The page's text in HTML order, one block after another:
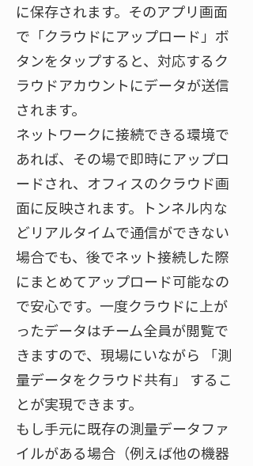
に保存されます。そのアプリ画面
で「クラウドにアップロード」ボ
タンをタップすると、対応するク
ラウドアカウントにデータが送信
されます​。
ネットワークに接続できる環境で
あれば、その場で即時にアップロ
ードされ、オフィスのクラウド画
面に反映されます。トンネル内な
どリアルタイムで通信ができない
場合でも、後でネット接続した際
にまとめてアップロード可能なの
で安心です。一度クラウドに上が
ったデータはチーム全員が閲覧で
きますので、現場にいながら 「測
量データをクラウド共有」 するこ
とが実現できます。
もし手元に既存の測量データファ
イルがある場合（例えば他の機器